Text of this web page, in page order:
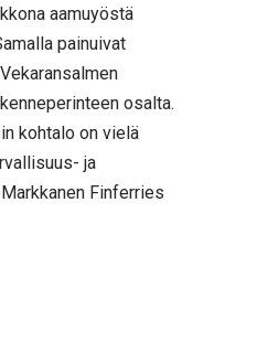
aamuyöstä
painuivat
osalta.
kohtalo on vielä
ja
Finferries